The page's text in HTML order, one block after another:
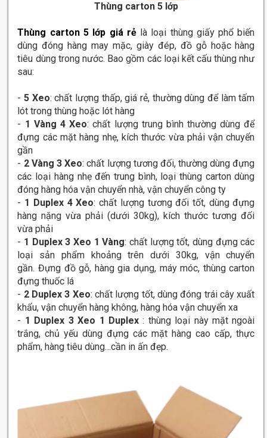
Thùng carton 5 lớp
Thùng carton 5 lớp giá rẻlà loại thùng giấy phổ biến
dùng đóng hàng may mặc, giày đép, đồ gỗ hoặc hàng
tiêu dùng trong nước. Bao gồm các loại kết cấu thùng như
sau:
-5 Xeo: chất lượng thấp, giá rẻ, thường dùng để làm tấm
lót trong thùng hoặc lót hàng
- 1 Vàng 4 Xeo: chất lượng trung bình thường dùng để
đựng các mặt hàng nhẹ, kích thước vừa phải vận chuyển
gần
- 2 Vàng 3 Xeo: chất lượng tương đối, thường dùng đựng
các loại hàng nhẹ đến trung bình, loại thùng carton dùng
đóng hàng hóa vận chuyển nhà, vận chuyển công ty
- 1 Duplex 4 Xeo: chất lượng tương đối tốt, dùng đựng
hàng nặng vừa phải (dưới 30kg), kích thước tương đối
vừa phải
- 1 Duplex 3 Xeo 1 Vàng: chất lượng tốt, dùng đựng các
loại sản phẩm khoảng trên dưới 30kg, vận chuyển
gần. Đựng đồ gỗ, hàng gia dụng, máy móc, thùng carton
đựng thuốc lá
- 2 Duplex 3 Xeo: chất lượng tốt, dùng đóng trái cây xuất
khẩu, vận chuyển hàng không, hàng hóa vận chuyển xa
- 1 Duplex 3 Xeo 1 Duplex: thùng loại này mặt ngoài
trắng, chủ yếu dùng đựng các mặt hàng cao cấp, thực
phẩm, hàng tiêu dùng…cần in ấn đẹp.